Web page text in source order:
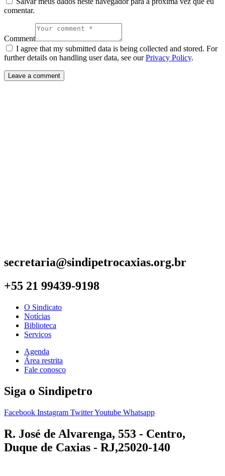
comentar.
Comment
I agree that my submitted data is being collected and stored. For
further details on handling user data, see ourPrivacy Policy.
secretaria@sindipetrocaxias.org.br
+55 21 99439-9198
O Sindicato
Notícias
Biblioteca
Serviços
Agenda
Área restrita
Fale conosco
Siga o Sindipetro
Facebook Instagram TwitterYoutube Whatsapp
R. José de Alvarenga, 553 - Centro,
Duque de Caxias - RJ,25020-140